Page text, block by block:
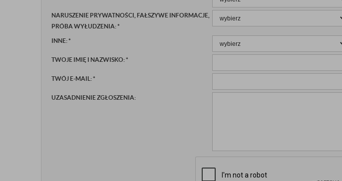
NARUSZENIE PRYWATNOŚCI, FAŁSZYWE INFORMACJE,
PRÓBA WYŁUDZENIA:*
INNE:*
TWOJE IMIĘ I NAZWISKO:*
TWÓJ E-MAIL:*
UZASADNIENIE ZGŁOSZENIA: